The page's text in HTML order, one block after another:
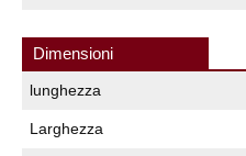
Dimensioni
lunghezza
Larghezza